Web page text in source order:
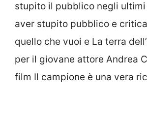
stupito il pubblico negli ultimi
aver stupito pubblico e
quello che vuoi e La terra
per il giovane attore Andrea
film Il campione è una vera